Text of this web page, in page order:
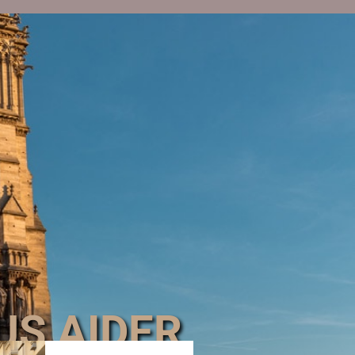
AIDER